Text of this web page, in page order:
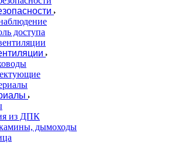
доступа
из ДПК
дымоходы